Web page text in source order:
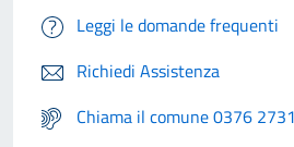
Leggi le domande frequenti
Richiedi Assistenza
Chiama il comune 0376